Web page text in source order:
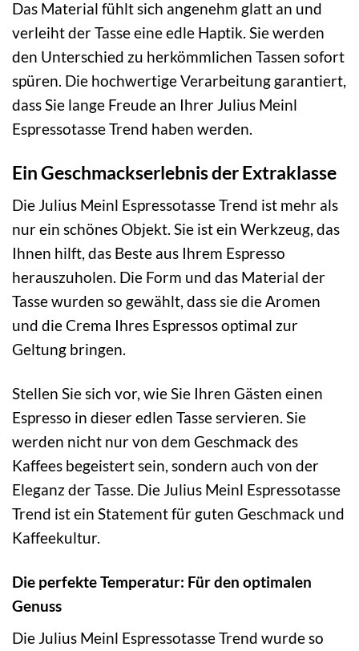
Das Material fühlt sich angenehm glatt an und
verleiht der Tasse eine edle Haptik. Sie werden
den Unterschied zu herkömmlichen Tassen sofort
spüren. Die hochwertige Verarbeitung garantiert,
dass Sie lange Freude an Ihrer Julius Meinl
Espressotasse Trend haben werden.
Ein Geschmackserlebnis der Extraklasse
Die Julius Meinl Espressotasse Trend ist mehr als
nur ein schönes Objekt. Sie ist ein Werkzeug, das
Ihnen hilft, das Beste aus Ihrem Espresso
herauszuholen. Die Form und das Material der
Tasse wurden so gewählt, dass sie die Aromen
und die Crema Ihres Espressos optimal zur
Geltung bringen.
Stellen Sie sich vor, wie Sie Ihren Gästen einen
Espresso in dieser edlen Tasse servieren. Sie
werden nicht nur von dem Geschmack des
Kaffees begeistert sein, sondern auch von der
Eleganz der Tasse. Die Julius Meinl Espressotasse
Trend ist ein Statement für guten Geschmack und
Kaffeekultur.
Die perfekte Temperatur: Für den optimalen
Genuss
Die Julius Meinl Espressotasse Trend wurde so